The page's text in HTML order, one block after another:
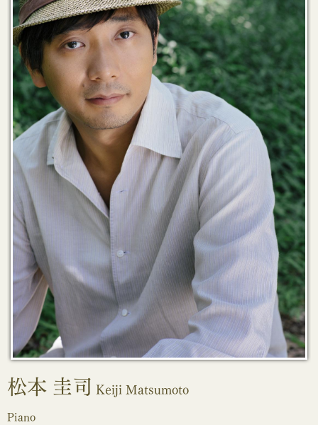
松本 圭司 Keiji Matsumoto
Piano